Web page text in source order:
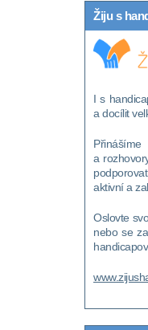
Žiju s
I s
a docílit
a
aktivní a
Oslovte
nebo se